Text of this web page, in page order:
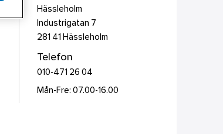
Hässleholm
Industrigatan 7
281 41
Hässleholm
Telefon
010-471 26 04
Mån-Fre: 07.00-16.00